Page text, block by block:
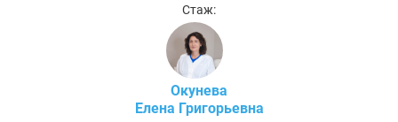
Стаж:
Окунева
Елена Григорьевна